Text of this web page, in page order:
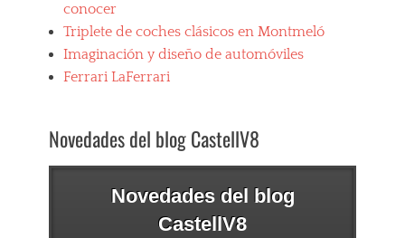
i
t
3
conocer
Triplete de coches clásicos en Montmeló
Imaginación y diseño de automóviles
Ferrari LaFerrari
Novedades del blog CastellV8
Novedades del blog
CastellV8